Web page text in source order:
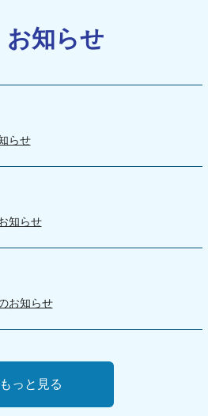
お知らせ
らせ
知らせ
お知らせ
もっと見る